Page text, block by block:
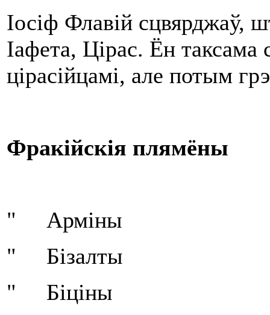
Іосіф Флавій сцвярджаў,
Іафета, Цірас. Ён таксама
цірасійцамі, але потым
Фракійскія плямёны
" Арміны
" Бізалты
" Біціны